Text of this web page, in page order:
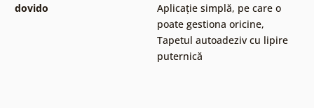
dovido
Aplicație simplă, pe care o
poate gestiona oricine,
Tapetul autoadeziv cu lipire
puternică